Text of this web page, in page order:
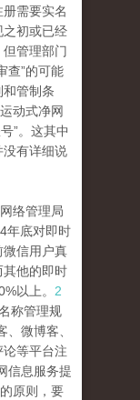
需要实名
之初或已经
管理部门
查”的可能
管制条
动式净网
”。这其中
没有详细说
络管理局
年底对即时
微信用户真
其他的即时
以上。 2
称管理规
微博客、
等平台注
信息服务提
原则，要